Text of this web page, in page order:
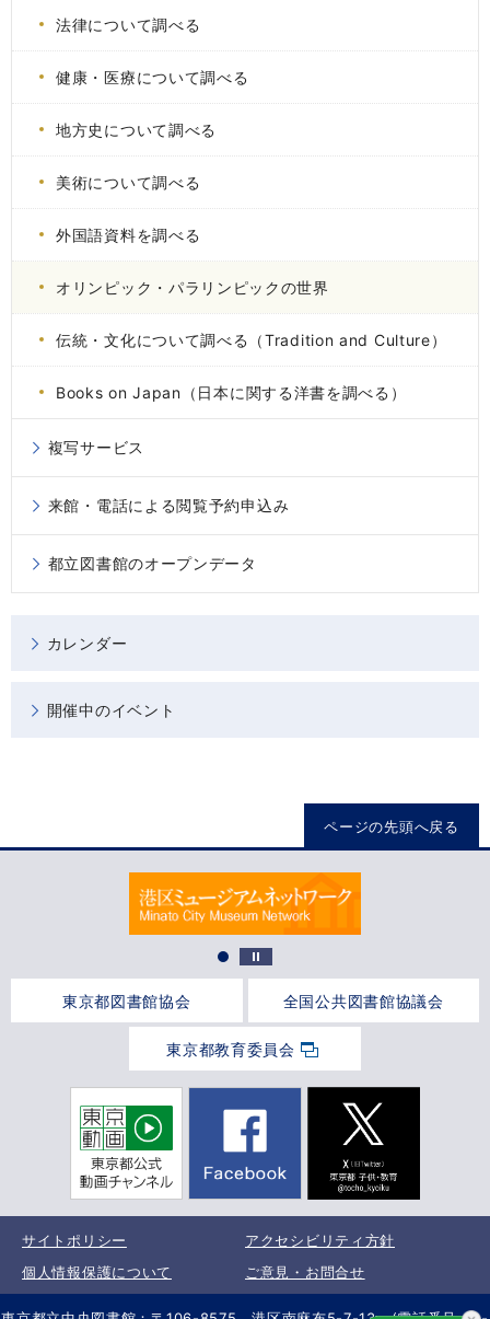
法律について調べる
健康・医療について調べる
地方史について調べる
美術について調べる
外国語資料を調べる
オリンピック・パラリンピックの世界
伝統・文化について調べる（Tradition and Culture）
Books on Japan（日本に関する洋書を調べる）
複写サービス
来館・電話による閲覧予約申込み
都立図書館のオープンデータ
カレンダー
開催中のイベント
ページの先頭へ戻る
東京都図書館協会 全国公共図書館協議会
東京都教育委員会
サイトポリシー
アクセシビリティ方針
個人情報保護について
ご意見・お問合せ